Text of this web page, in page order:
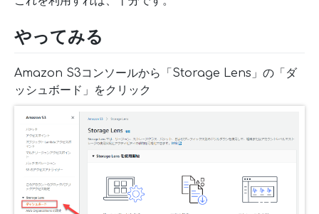
やってみる
Amazon S3コンソールから「Storage Lens」の「ダ
ッシュボード」をクリック